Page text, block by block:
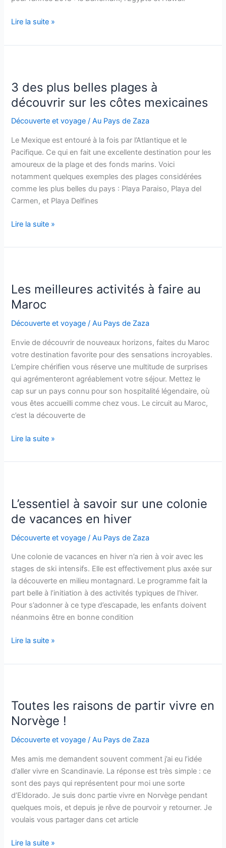
Égypte,
et
3
destinations
de
vacances
2018
Lire la suite »
3 des plus belles plages à
découvrir sur les côtes mexicaines
Découverte et voyage /Au Pays de Zaza
Le Mexique est entouré à la fois par l’Atlantique et le
Pacifique. Ce qui en fait une excellente destination pour les
amoureux de la plage et des fonds marins. Voici
notamment quelques exemples des plages considérées
comme les plus belles du pays : Playa Paraiso, Playa del
Carmen, et Playa Delfines
3
plus
à
découvrir
sur
les
mexicaines
Lire la suite »
Les meilleures activités à faire au
Maroc
Découverte et voyage /Au Pays de Zaza
Envie de découvrir de nouveaux horizons, faites du Maroc
votre destination favorite pour des sensations incroyables.
L’empire chérifien vous réserve une multitude de surprises
qui agrémenteront agréablement votre séjour. Mettez le
cap sur un pays connu pour son hospitalité légendaire, où
vous êtes accueilli comme chez vous. Le circuit au Maroc,
c’est la découverte de
Les
activités
au
Maroc
Lire la suite »
L’essentiel à savoir sur une colonie
de vacances en hiver
Découverte et voyage /Au Pays de Zaza
Une colonie de vacances en hiver n’a rien à voir avec les
stages de ski intensifs. Elle est effectivement plus axée sur
la découverte en milieu montagnard. Le programme fait la
part belle à l’initiation à des activités typiques de l’hiver.
Pour s’adonner à ce type d’escapade, les enfants doivent
néanmoins être en bonne condition
L’essentiel
savoir
colonie
de
vacances
en
Lire la suite »
Toutes les raisons de partir vivre en
Norvège !
Découverte et voyage /Au Pays de Zaza
Mes amis me demandent souvent comment j’ai eu l’idée
d’aller vivre en Scandinavie. La réponse est très simple : ce
sont des pays qui représentent pour moi une sorte
d’Eldorado. Je suis donc partie vivre en Norvège pendant
quelques mois, et depuis je rêve de pourvoir y retourner. Je
voulais vous partager dans cet article
Toutes
Lire la suite »